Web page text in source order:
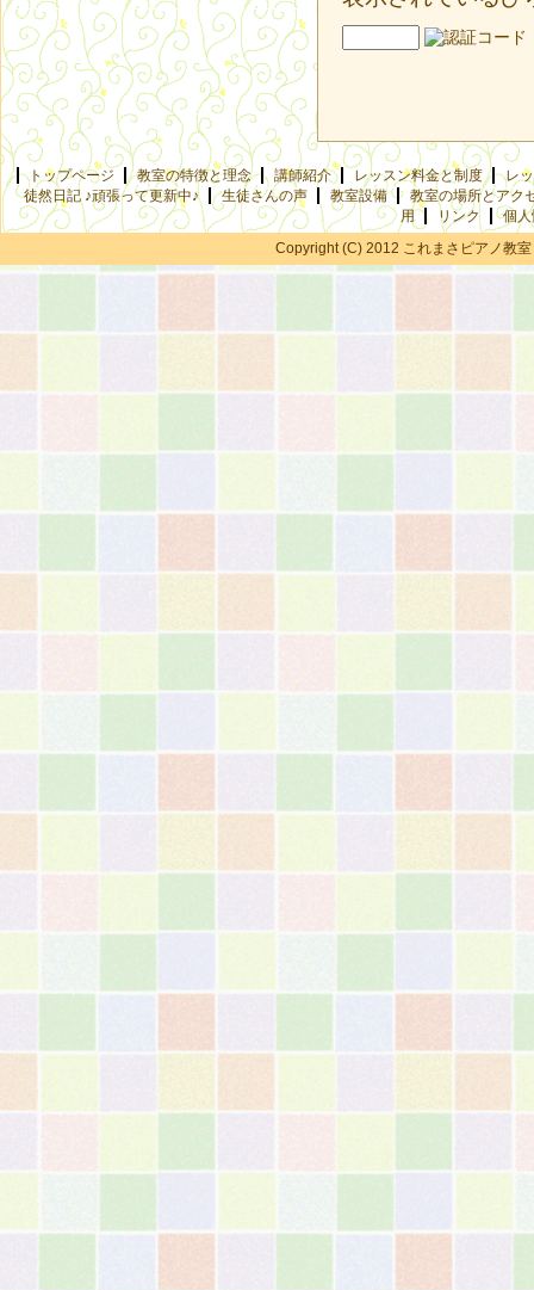
トップページ 教室の特徴と理念 講師紹介 レッスン料金と制度
レ
徒然日記 ♪頑張って更新中♪
生徒さんの声 教室設備
教室の場所とアク
用
リンク
個
Copyright (C) 2012 これまさピアノ教